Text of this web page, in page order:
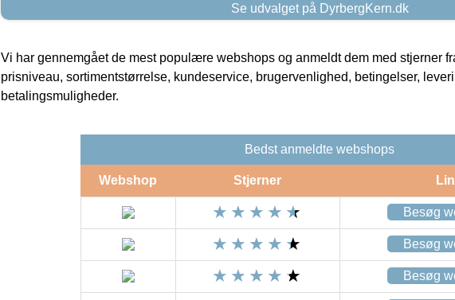
Se udvalget på DyrbergKern.dk
Vi har gennemgået de mest populære webshops og anmeldt dem med stjerner
prisniveau, sortimentstørrelse, kundeservice, brugervenlighed, betingelser,
betalingsmuligheder.
Bedst anmeldte webshops
Webshop Stjerner
Besøg
Besøg
Besøg